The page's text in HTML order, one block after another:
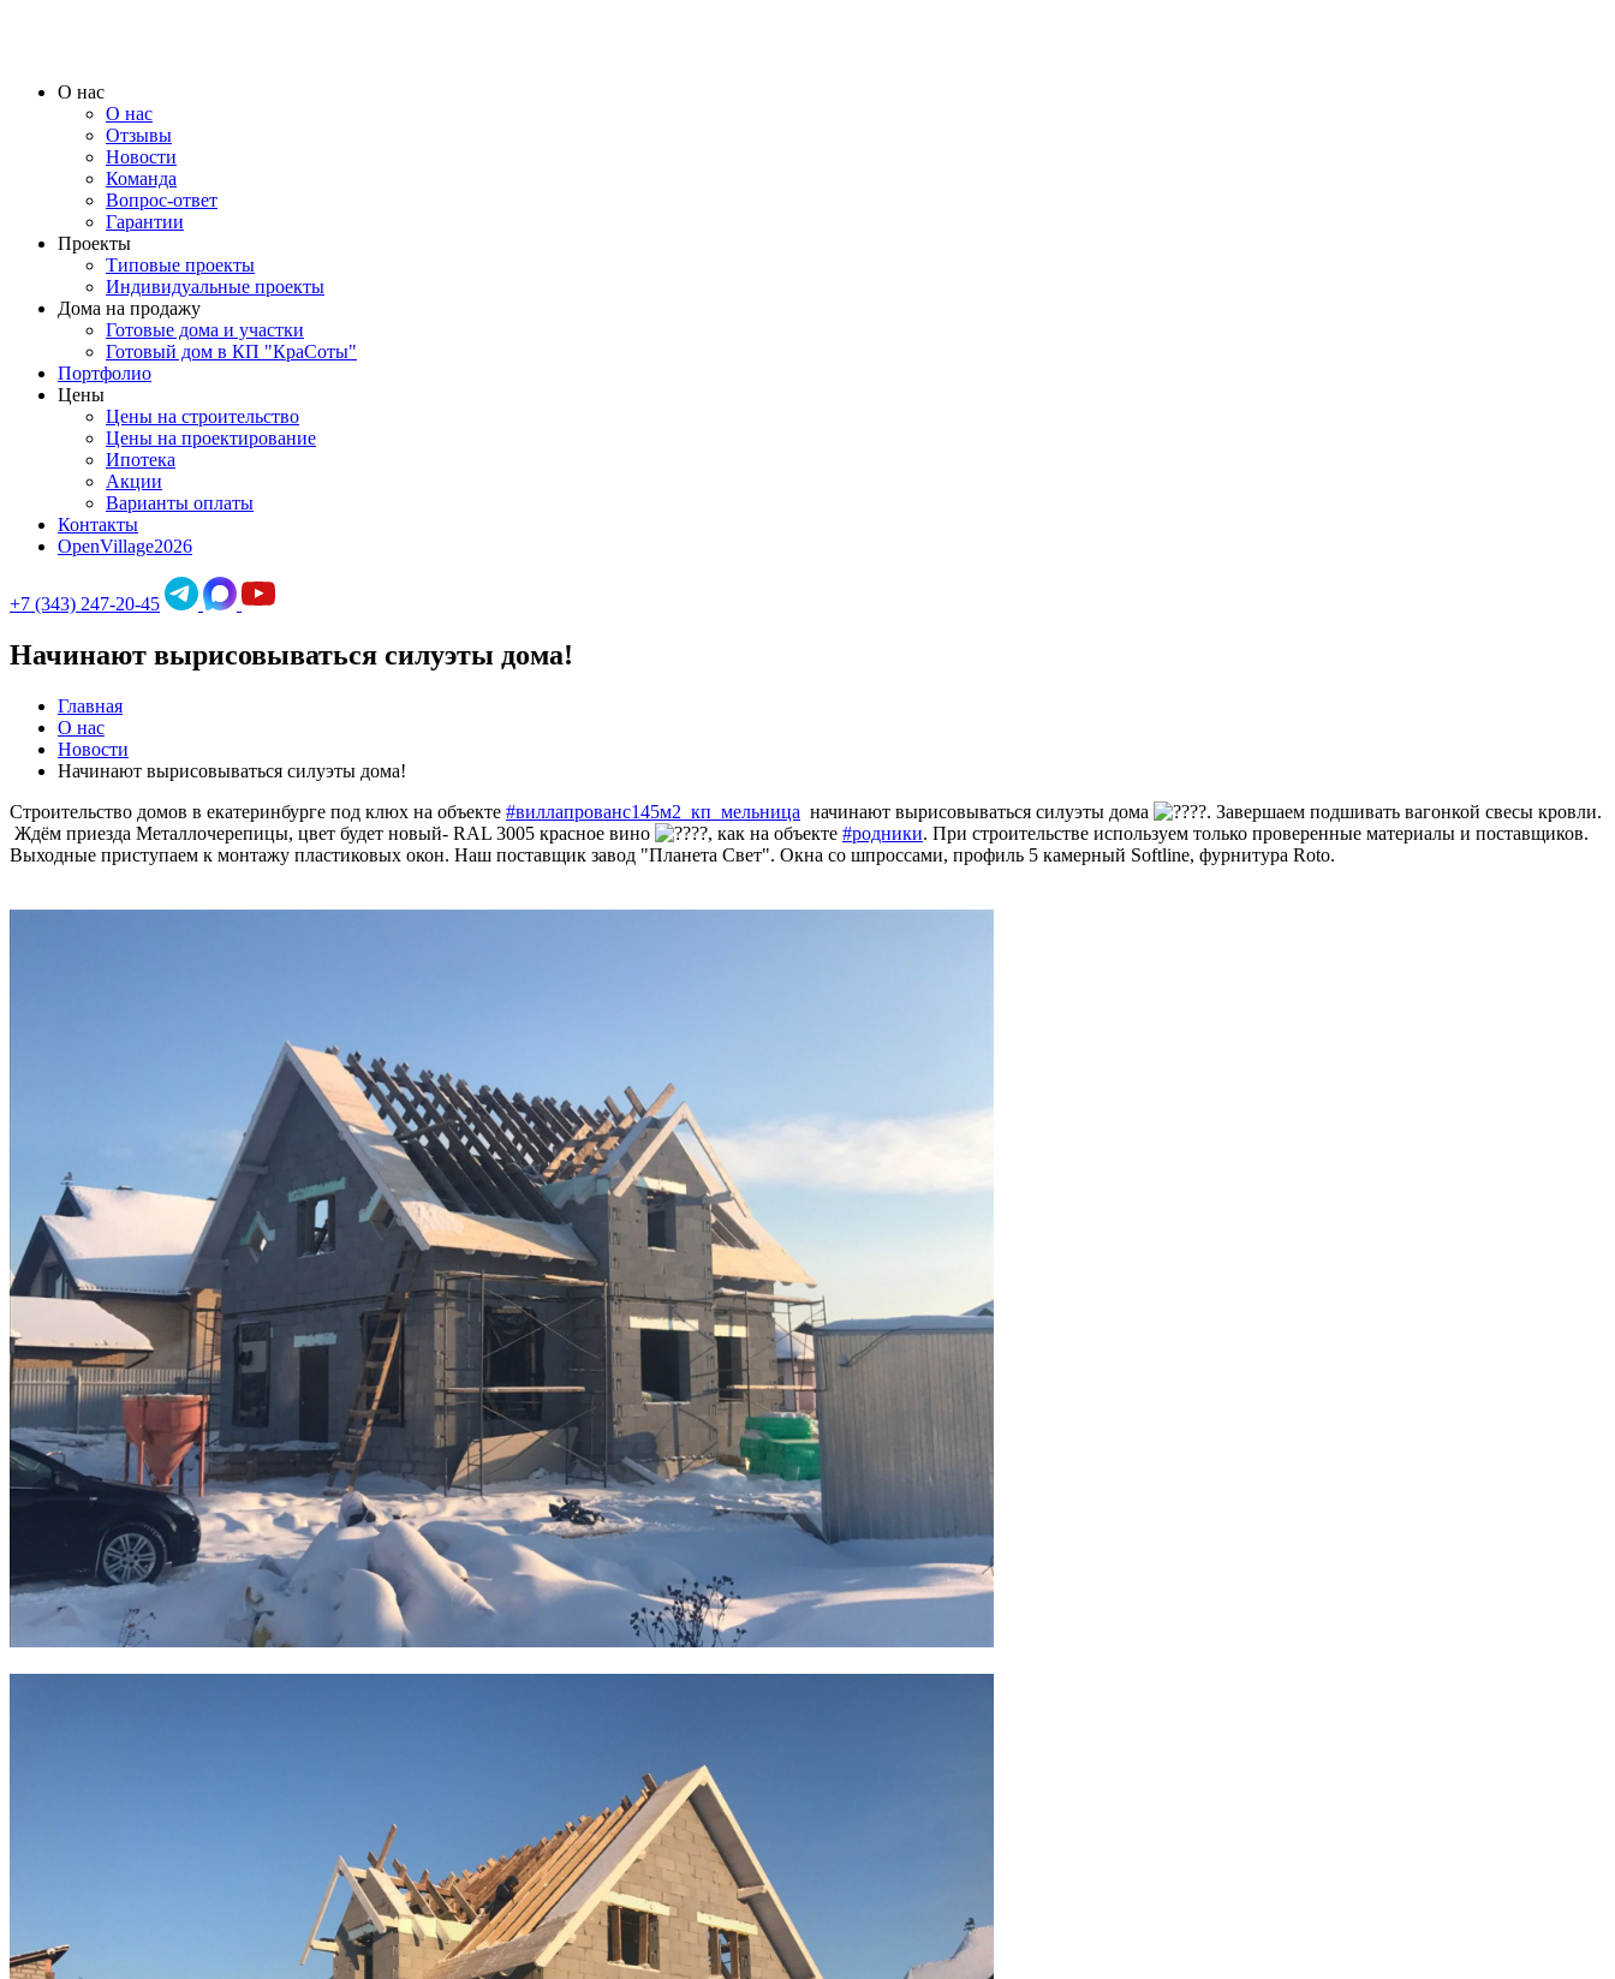
О нас
О нас
Отзывы
Новости
Команда
Вопрос-ответ
Гарантии
Проекты
Типовые проекты
Индивидуальные проекты
Дома на продажу
Готовые дома и участки
Готовый дом в КП "КраСоты"
Портфолио
Цены
Цены на строительство
Цены на проектирование
Ипотека
Акции
Варианты оплаты
Контакты
OpenVillage2026
+7 (343) 247-20-45
Начинают вырисовываться силуэты дома!
Главная
О нас
Новости
Начинают вырисовываться силуэты дома!
Cтроительство домов в екатеринбурге под клюx на объекте #виллапрованс145м2_кп_мельница начинают вырисовываться силуэты дома
. Завершаем подшивать вагонкой свесы кровли.
Ждём приезда Металлочерепицы, цвет будет новый- RAL 3005 красное вино
, как на объекте #родники. При строительстве используем только проверенные материалы и поставщиков.
Выходные приступаем к монтажу пластиковых окон. Наш поставщик завод "Планета Свет". Окна со шпроссами, профиль 5 камерный Softline, фурнитура Roto.